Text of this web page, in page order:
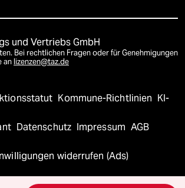
und Vertriebs GmbH
Bei rechtlichen Fragen oder für Genehmigungen
an lizenzen@taz.de
Kommune-Richtlinien KI-
Datenschutz Impressum AGB
widerrufen (Ads)